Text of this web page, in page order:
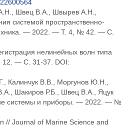
Швец В.А., Швырев А.Н.,
системой пространственно-
— 2022. — Т. 4, № 42. — С.
нелинейных волн типа
12. — С. 31-37. DOI:
Калинчук В.В., Моргунов Ю.Н.,
Шакиров Р.Б., Швец В.А., Яцук
системы и приборы. — 2022. — №
// Journal of Marine Science and